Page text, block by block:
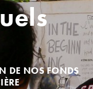
DE NOS FONDS